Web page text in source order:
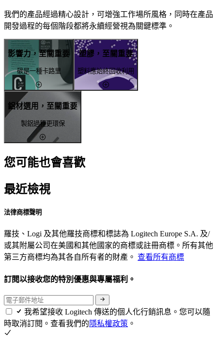
我們的產品經過精心設計，可增強工作場所風格，同時在產品
開發過程的每個階段都將永續經營視為關鍵標準。
影響力，至關重要
碳是一種卡路里
塑膠，至關重要
塑料應始終回收利用
鋁材選用，至關重要
製鋁過程更環保
您可能也會喜歡
最近檢視
法律商標聲明
羅技、Logi 及其他羅技商標和標誌為 Logitech Europe S.A. 及/
或其附屬公司在美國和其他國家的商標或註冊商標。所有其他
第三方商標均為其各自所有者的財產。 查看所有商標
訂閱以接收您的特別優惠與專屬福利。
我希望接收 Logitech 傳送的個人化行銷訊息。您可以隨
時取消訂閱。查看我們的隱私權政策 。